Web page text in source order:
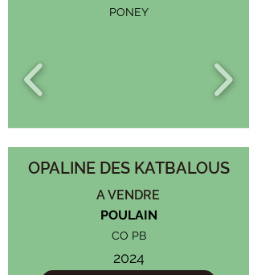
PONEY
OPALINE DES KATBALOUS
A VENDRE
POULAIN
CO PB
2024